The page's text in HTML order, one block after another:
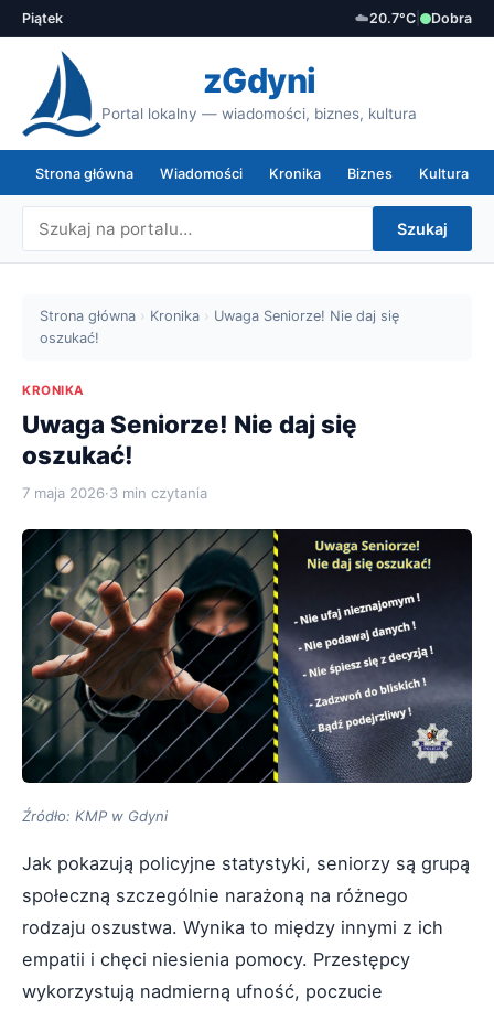
Piątek ☁️20.7°C Dobra
zGdyni
Portal lokalny — wiadomości, biznes, kultura
Strona główna Wiadomości Kronika Biznes Kultura
Szukaj
Strona główna › Kronika › Uwaga Seniorze! Nie daj się
oszukać!
KRONIKA
Uwaga Seniorze! Nie daj się
oszukać!
7 maja 2026·3 min czytania
Źródło: KMP w Gdyni
Jak pokazują policyjne statystyki, seniorzy są grupą
społeczną szczególnie narażoną na różnego
rodzaju oszustwa. Wynika to między innymi z ich
empatii i chęci niesienia pomocy. Przestępcy
wykorzystują nadmierną ufność, poczucie